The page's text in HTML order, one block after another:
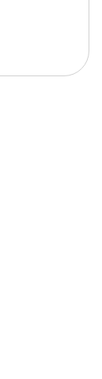
792 g 39,6%